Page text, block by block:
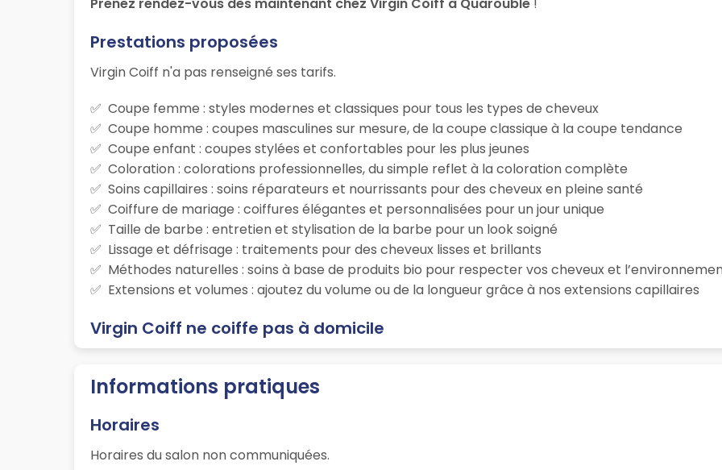
Prenez rendez-vous dès maintenant chez Virgin Coiff à Quarouble !
Prestations proposées
Virgin Coiff n'a pas renseigné ses tarifs.
Coupe femme : styles modernes et classiques pour tous les types de cheveux
Coupe homme : coupes masculines sur mesure, de la coupe classique à la coupe tendance
Coupe enfant : coupes stylées et confortables pour les plus jeunes
Coloration : colorations professionnelles, du simple reflet à la coloration complète
Soins capillaires : soins réparateurs et nourrissants pour des cheveux en pleine santé
Coiffure de mariage : coiffures élégantes et personnalisées pour un jour unique
Taille de barbe : entretien et stylisation de la barbe pour un look soigné
Lissage et défrisage : traitements pour des cheveux lisses et brillants
Méthodes naturelles : soins à base de produits bio pour respecter vos cheveux et
Extensions et volumes : ajoutez du volume ou de la longueur grâce à nos extensions capillaires
Virgin Coiff ne coiffe pas à domicile
Informations pratiques
Horaires
Horaires du salon non communiquées.